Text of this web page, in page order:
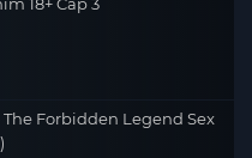
18+ Cấp 3
Forbidden Legend Sex